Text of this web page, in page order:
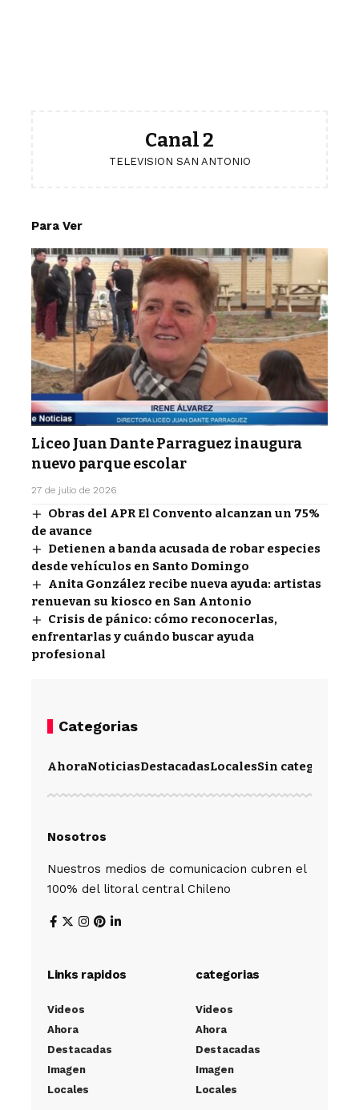
Canal 2
TELEVISION SAN ANTONIO
Para Ver
Liceo Juan Dante Parraguez inaugura
nuevo parque escolar
27 de julio de 2026
Obras del APR El Convento alcanzan un 75%
de avance
Detienen a banda acusada de robar especies
desde vehículos en Santo Domingo
Anita González recibe nueva ayuda: artistas
renuevan su kiosco en San Antonio
Crisis de pánico: cómo reconocerlas,
enfrentarlas y cuándo buscar ayuda
profesional
Categorias
AhoraNoticiasDestacadasLocalesSin categoría
Nosotros
Nuestros medios de comunicacion cubren el
100% del litoral central Chileno
Links rapidos
Videos
Ahora
Destacadas
Imagen
Locales
categorias
Videos
Ahora
Destacadas
Imagen
Locales